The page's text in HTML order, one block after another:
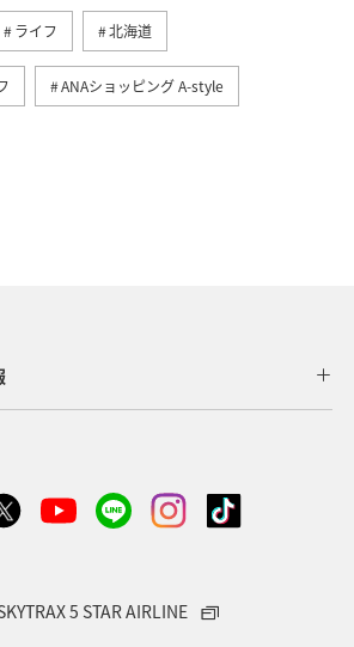
ライフ 北海道
ANAショッピング A-style
方 ANA Mall アメリカ
ア・南アジア
地方 沖縄 海 宮崎県
5 STAR AIRLINE